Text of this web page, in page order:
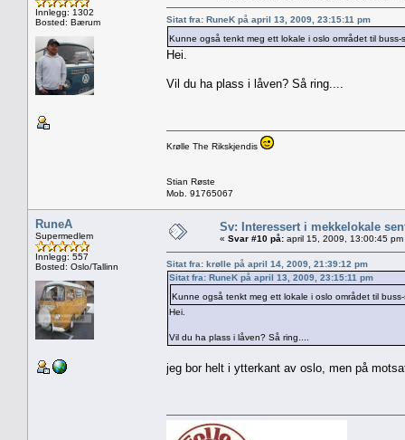
Innlegg: 1302
Bosted: Bærum
Sitat fra: RuneK på april 13, 2009, 23:15:11 pm
Kunne også tenkt meg ett lokale i oslo området til
Hei.
Vil du ha plass i låven? Så ring....
Krølle The Rikskjendis
Stian Røste
Mob. 91765067
RuneA
Supermedlem
Innlegg: 557
Bosted: Oslo/Tallinn
Sv: Interessert i mekkelokale
« Svar #10 på: april 15, 2009, 13:00:45 pm
Sitat fra: krølle på april 14, 2009, 21:39:12 pm
Sitat fra: RuneK på april 13, 2009, 23:15:11 pm
Kunne også tenkt meg ett lokale i oslo området til
Hei.
Vil du ha plass i låven? Så ring....
jeg bor helt i ytterkant av oslo, men på